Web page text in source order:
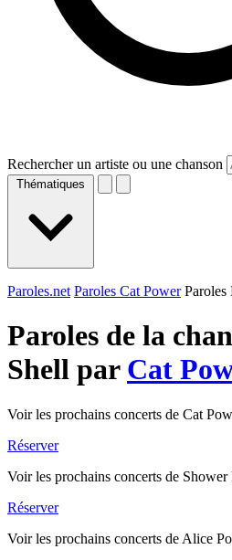
Rechercher un artiste ou une chanson
Thématiques
Paroles.net Paroles Cat Power Paroles
Paroles de la
Shell par Cat
Voir les prochains concerts de Cat
Réserver
Voir les prochains concerts de Shower
Réserver
Voir les prochains concerts de Alice